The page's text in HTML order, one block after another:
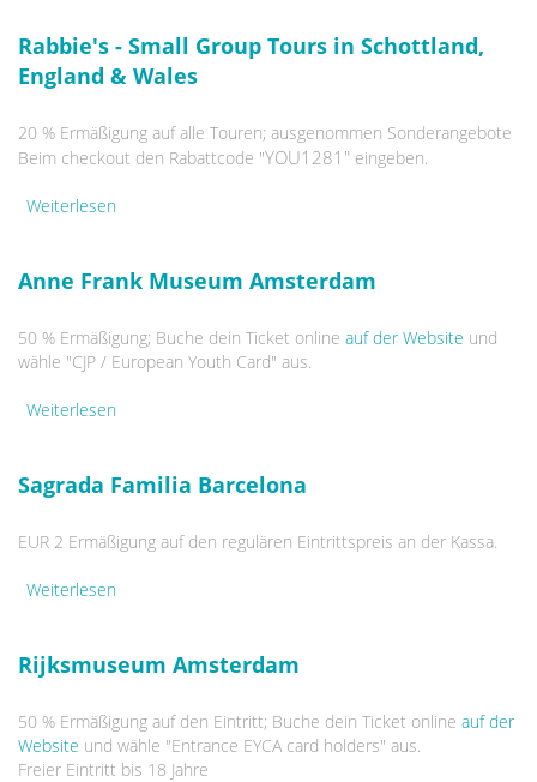
Rabbie's - Small Group Tours in Schottland,
England & Wales
20 % Ermäßigung auf alle Touren; ausgenommen Sonderangebote
Beim checkout den Rabattcode "YOU1281" eingeben.
Weiterlesen
Anne Frank Museum Amsterdam
50 % Ermäßigung; Buche dein Ticket online auf der Website und
wähle "CJP / European Youth Card" aus.
Weiterlesen
Sagrada Familia Barcelona
EUR 2 Ermäßigung auf den regulären Eintrittspreis an der Kassa.
Weiterlesen
Rijksmuseum Amsterdam
50 % Ermäßigung auf den Eintritt; Buche dein Ticket online auf der
Website und wähle "Entrance EYCA card holders" aus.
Freier Eintritt bis 18 Jahre